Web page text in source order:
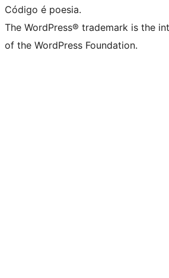
Código é poesia.
The WordPress® trademark is the
of the WordPress Foundation.